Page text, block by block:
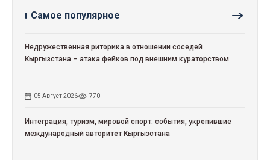
Самое популярное
Недружественная риторика в отношении соседей
Кыргызстана – атака фейков под внешним кураторством
05 Август 2026 770
Интеграция, туризм, мировой спорт: события, укрепившие
международный авторитет Кыргызстана